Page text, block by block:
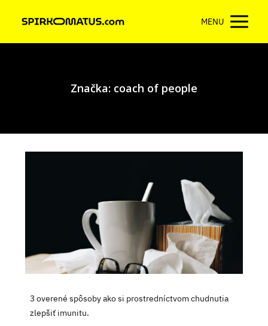
MENU
Značka: coach of people
3 overené spôsoby ako si prostredníctvom chudnutia
zlepšiť imunitu.